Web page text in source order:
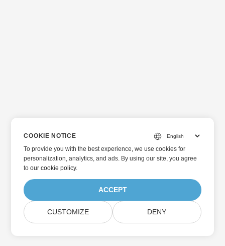
COOKIE NOTICE
To provide you with the best experience, we use cookies for
personalization, analytics, and ads. By using our site, you agree
toour cookie policy.
ACCEPT
CUSTOMIZE DENY